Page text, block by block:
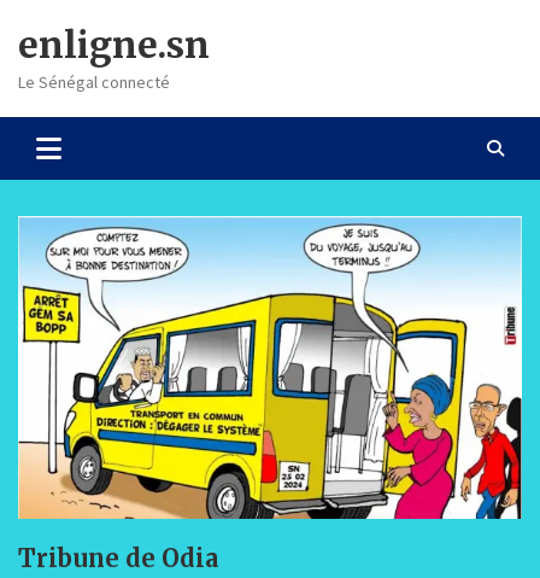
content
enligne.sn
Le Sénégal connecté
Tribune de Odia